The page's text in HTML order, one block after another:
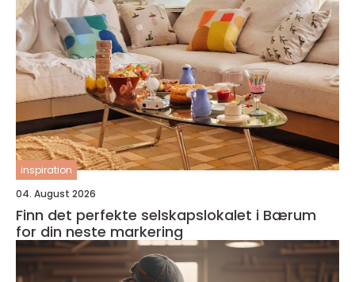
inspiration
04. August 2026
Finn det perfekte selskapslokalet i Bærum
for din neste markering